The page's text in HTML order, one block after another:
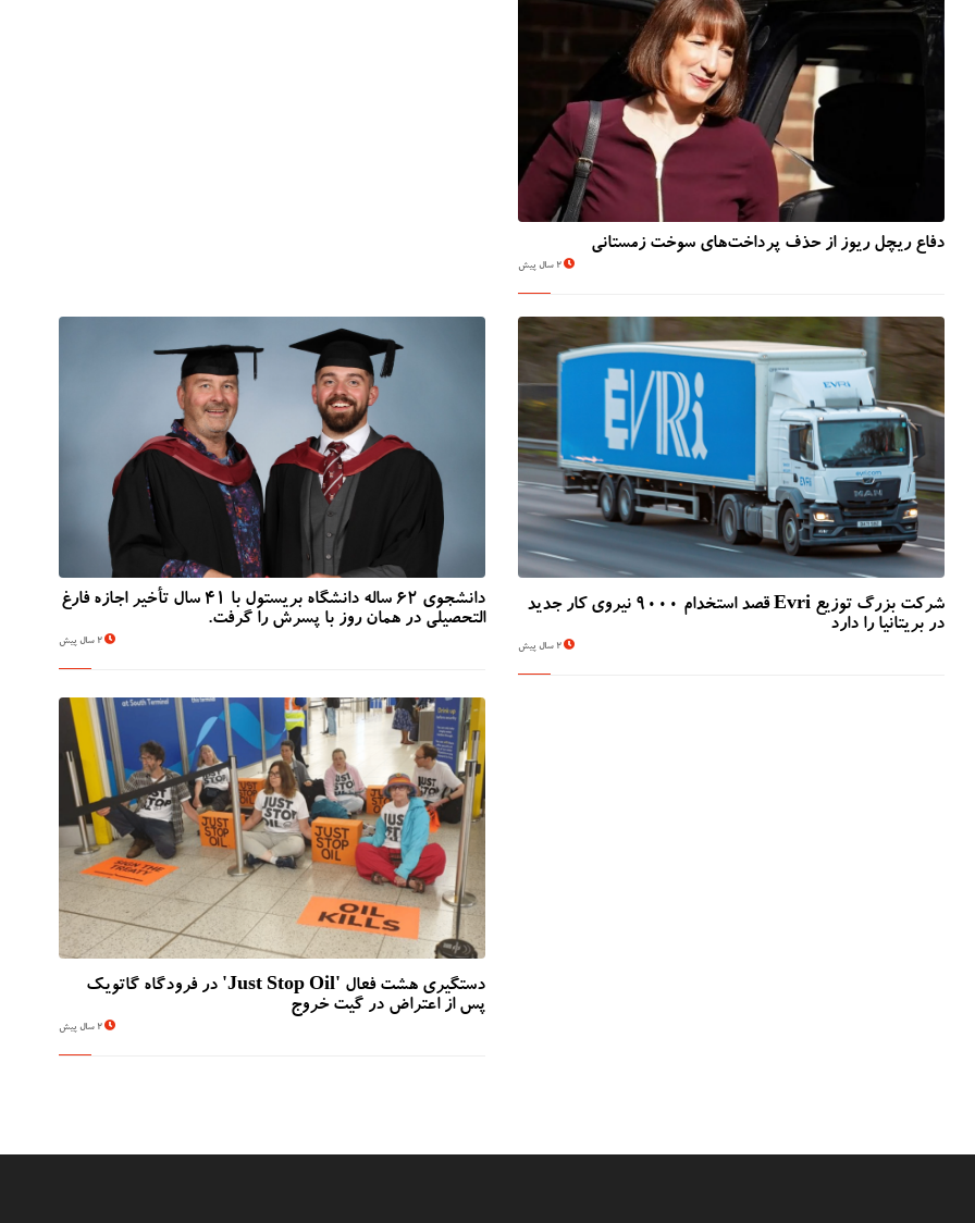
دفاع ریچل ریوز از حذف پرداخت‌های سوخت زمستانی
2 سال پیش
دانشجوی 62 ساله دانشگاه بریستول با 41 سال تأخیر اجازه فارغ
التحصیلی در همان روز با پسرش را گرفت.
2 سال پیش
شرکت بزرگ توزیع Evri قصد استخدام ۹۰۰۰ نیروی کار جدید
در بریتانیا را دارد
2 سال پیش
دستگیری هشت فعال 'Just Stop Oil' در فرودگاه گاتویک
پس از اعتراض در گیت خروج
2 سال پیش